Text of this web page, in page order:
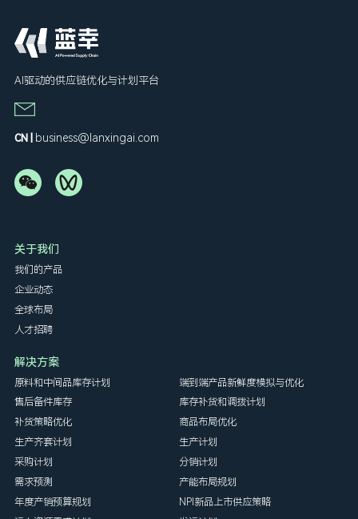
AI驱动的供应链优化与计划平台
CN | business@lanxingai.com
关于我们
我们的产品
企业动态
全球布局
人才招聘
解决方案
原料和中间品库存计划
端到端产品新鲜度模拟与优化
售后备件库存
库存补货和调拨计划
补货策略优化
商品布局优化
生产齐套计划
生产计划
采购计划
分销计划
需求预测
产能布局规划
年度产销预算规划
NPI新品上市供应策略